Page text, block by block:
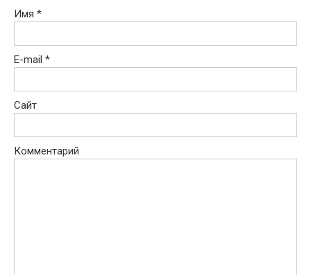
Имя *
E-mail *
Сайт
Комментарий